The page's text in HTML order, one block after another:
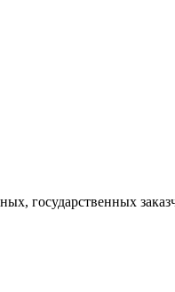
государственных